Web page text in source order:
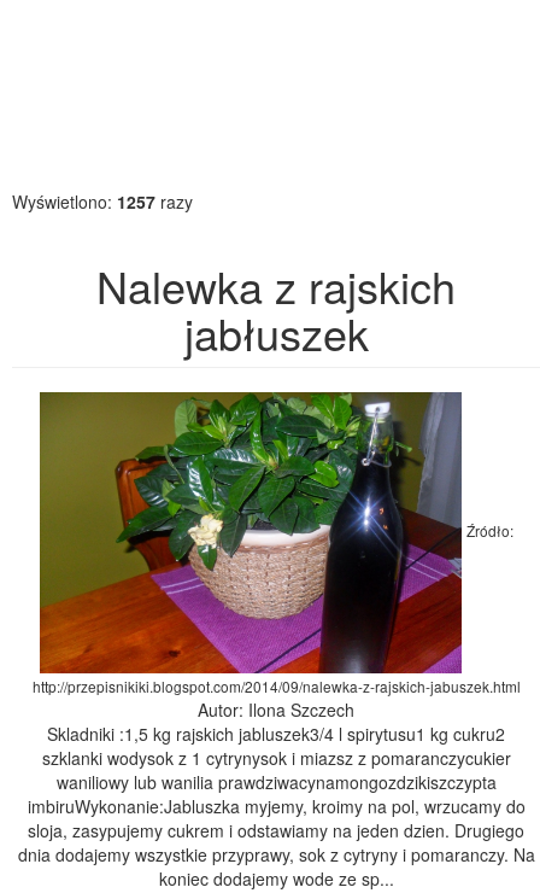
Wyświetlono: 1257 razy
Nalewka z rajskich
jabłuszek
Źródło:
http://przepisnikiki.blogspot.com/2014/09/nalewka-z-rajskich-jabuszek.html
Autor: Ilona Szczech
Skladniki :1,5 kg rajskich jabluszek3/4 l spirytusu1 kg cukru2
szklanki wodysok z 1 cytrynysok i miazsz z pomaranczycukier
waniliowy lub wanilia prawdziwacynamongozdzikiszczypta
imbiruWykonanie:Jabluszka myjemy, kroimy na pol, wrzucamy do
sloja, zasypujemy cukrem i odstawiamy na jeden dzien. Drugiego
dnia dodajemy wszystkie przyprawy, sok z cytryny i pomaranczy. Na
koniec dodajemy wode ze sp...